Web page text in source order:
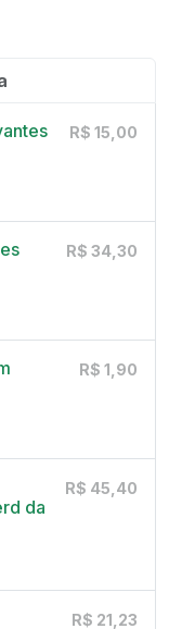
R$ 15,00
R$ 34,30
R$ 1,90
da
R$ 45,40
R$ 21,23